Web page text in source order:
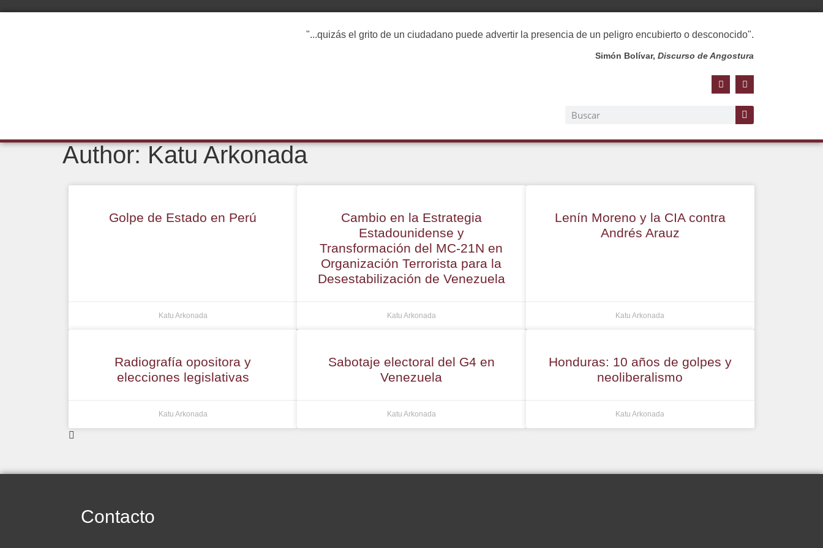
"...quizás el grito de un ciudadano puede advertir la presencia de un peligro encubierto o desconocido".
Simón Bolívar,Discurso de Angostura
Author: Katu Arkonada
Golpe de Estado en Perú
Katu Arkonada
Cambio en la Estrategia
Estadounidense y
Transformación del MC-21N en
Organización Terrorista para la
Desestabilización de Venezuela
Katu Arkonada
Lenín Moreno y la CIA contra
Andrés Arauz
Katu Arkonada
Radiografía opositora y
elecciones legislativas
Katu Arkonada
Sabotaje electoral del G4 en
Venezuela
Katu Arkonada
Honduras: 10 años de golpes y
neoliberalismo
Katu Arkonada
Contacto